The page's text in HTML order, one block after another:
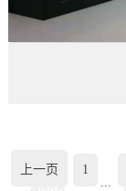
上一页
1